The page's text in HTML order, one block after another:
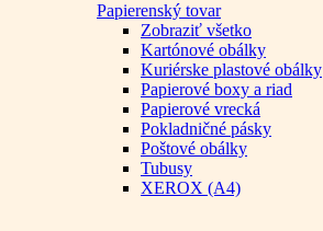
Papierenský tovar
Zobraziť všetko
Kartónové obálky
Kuriérske plastové obálky
Papierové boxy a riad
Papierové vrecká
Pokladničné pásky
Poštové obálky
Tubusy
XEROX (A4)